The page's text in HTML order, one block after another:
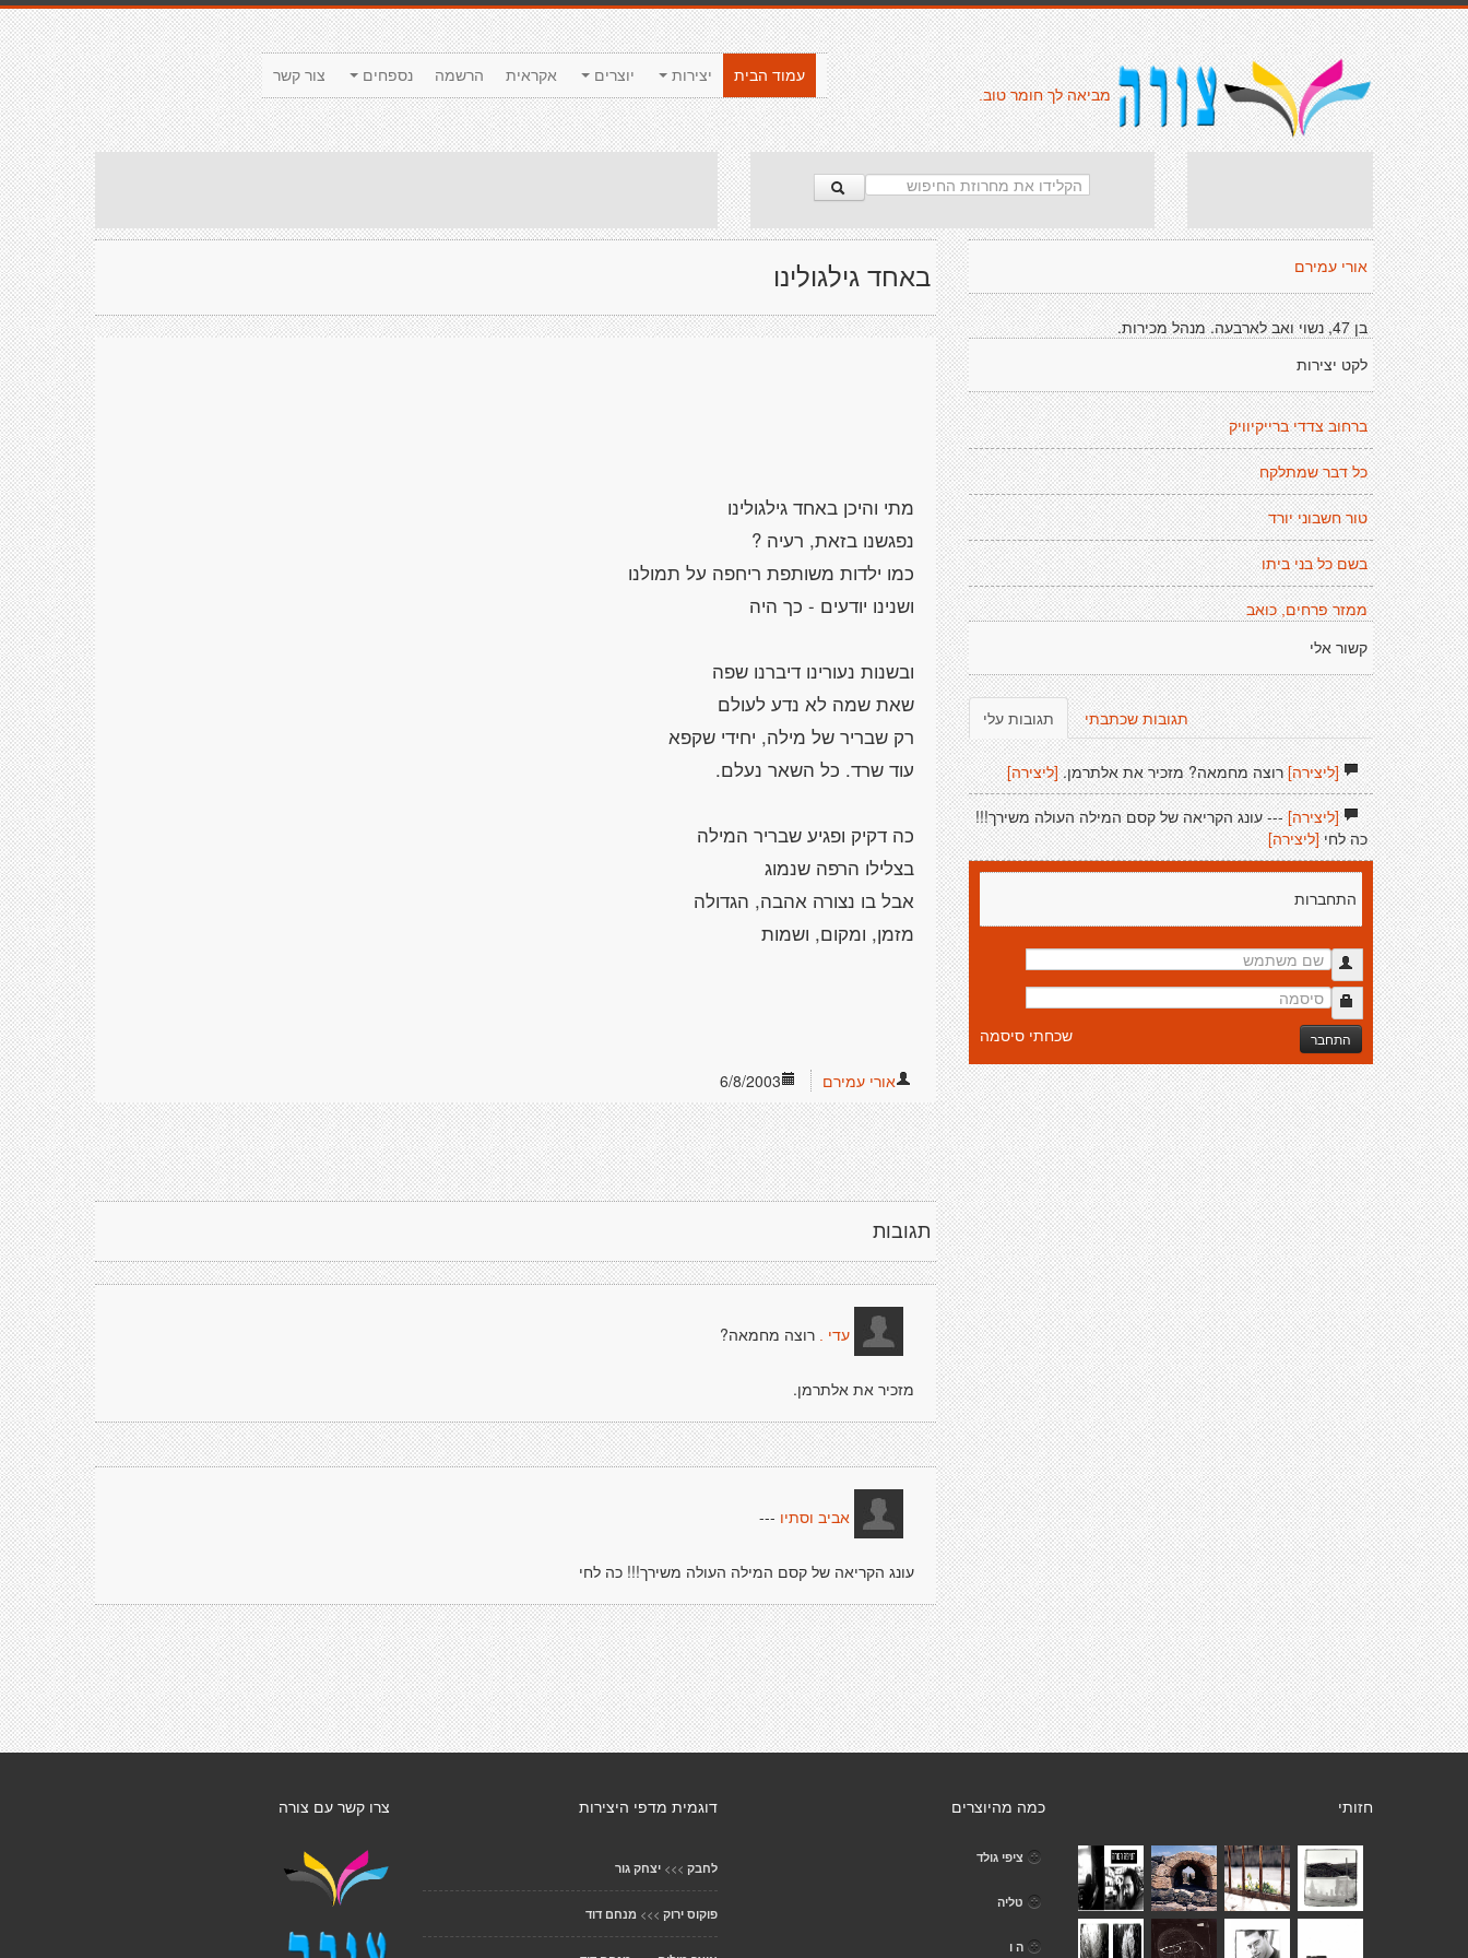
צור קשר נספחים הרשמה אקראית יוצרים יצירות
עמוד הבית
מביאה לך חומר טוב.
באחד גילגולינו
6/8/2003 אורי עמירם
תגובות
עדי . רוצה מחמאה?
מזכיר את אלתרמן.
אביב וסתיו ---
עונג הקריאה של קסם המילה העולה משירך!!! כה לחי
אורי עמירם
בן 47, נשוי ואב לארבעה. מנהל מכירות.
לקט יצירות
ברחוב צדדי ברייקיוויק
כל דבר שמתלקח
טור חשבוני יורד
בשם כל בני ביתו
ממזר פרחים, כואב
קשור אלי
תגובות עלי תגובות שכתבתי
[ליצירה]רוצה מחמאה? מזכיר את אלתרמן. [ליצירה]
[ליצירה]--- עונג הקריאה של קסם המילה העולה משירך!!!
כה לחי [ליצירה]
התחברות
התחבר שכחתי סיסמה
צרו קשר עם צורה דוגמית מדפי היצירות
לחבק >>> יצחק גור
פוקוס ירוק >>> מנחם דוד
כמה מהיוצרים
ציפי גולד
טליה
ה ו
חזותי